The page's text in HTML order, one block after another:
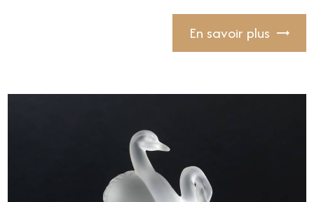
En savoir plus